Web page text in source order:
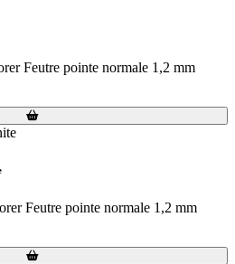
Feutre pointe normale 1,2 mm
Feutre pointe normale 1,2 mm